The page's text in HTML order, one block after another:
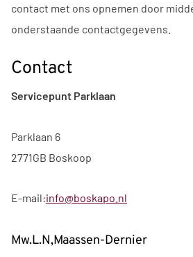
contact met ons opnemen door
onderstaande contactgegevens.
Contact
Servicepunt Parklaan
Parklaan 6
2771GB Boskoop
E-mail:info@boskapo.nl
Mw.L.N,Maassen-Dernier